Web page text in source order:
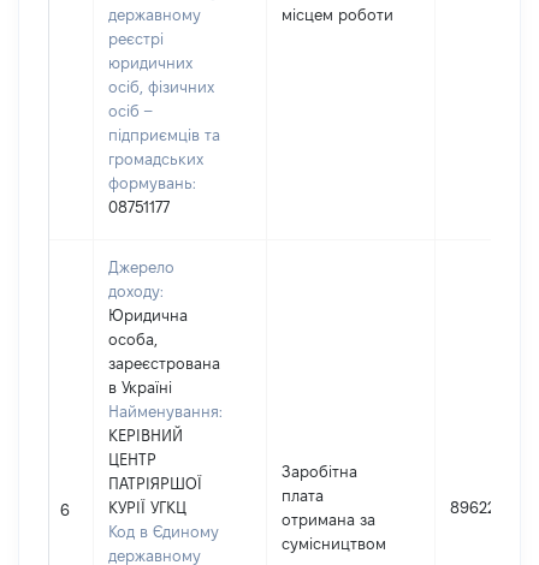
державному
реєстрі
юридичних
осіб, фізичних
осіб –
підприємців та
громадських
формувань:
08751177
місцем роботи
6
Джерело
доходу:
Юридична
особа,
зареєстрована
в Україні
Найменування:
КЕРІВНИЙ
ЦЕНТР
ПАТРІЯРШОЇ
КУРІЇ УГКЦ
Код в Єдиному
державному
Заробітна
плата
отримана за
сумісництвом
89622